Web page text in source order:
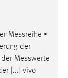
Messreihe •
der
der Messwerte
[...] vivo